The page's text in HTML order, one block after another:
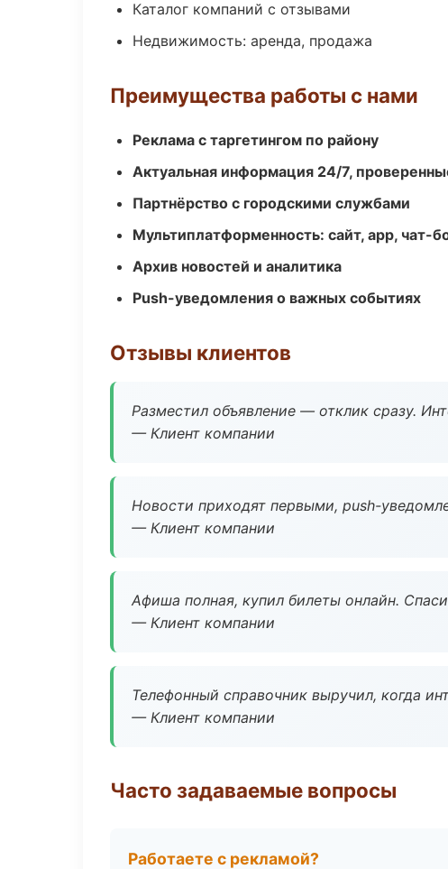
Каталог компаний с отзывами
Недвижимость: аренда, продажа
Преимущества работы с нами
Реклама с таргетингом по району
Актуальная информация 24/7,
Партнёрство с городскими службами
Мультиплатформенность: сайт, app, чат-
Архив новостей и аналитика
Push-уведомления о важных событиях
Отзывы клиентов
Разместил объявление — отклик сразу.
— Клиент компании
Новости приходят первыми, push-
— Клиент компании
Афиша полная, купил билеты онлайн.
— Клиент компании
Телефонный справочник выручил, когда
— Клиент компании
Часто задаваемые вопросы
Работаете с рекламой?